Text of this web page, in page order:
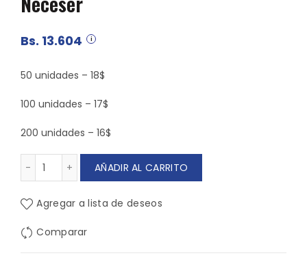
Bs. 13.604
50 unidades – 18$
100 unidades – 17$
200 unidades – 16$
Neceser cantidadAÑADIR AL CARRITO
Agregar a lista de deseos
Comparar